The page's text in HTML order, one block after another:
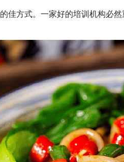
方式。一家好的培训机构必然